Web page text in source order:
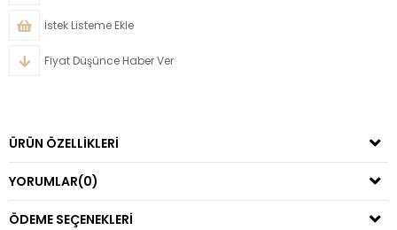
İstek Listeme Ekle
Fiyat Düşünce Haber Ver
ÜRÜN ÖZELLIKLERI
YORUMLAR(0)
ÖDEME SEÇENEKLERI